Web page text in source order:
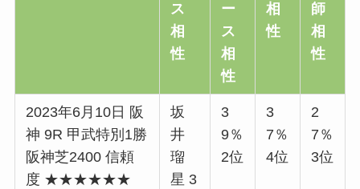
ス
相
性
ー
ス
相
性
相
性
師
相
性
2023年6月10日 阪
神 9R 甲武特別1勝
阪神芝2400 信頼
度 ★★★★★★
坂
井
瑠
星 3
3
9％
2位
3
7％
4位
2
7％
3位